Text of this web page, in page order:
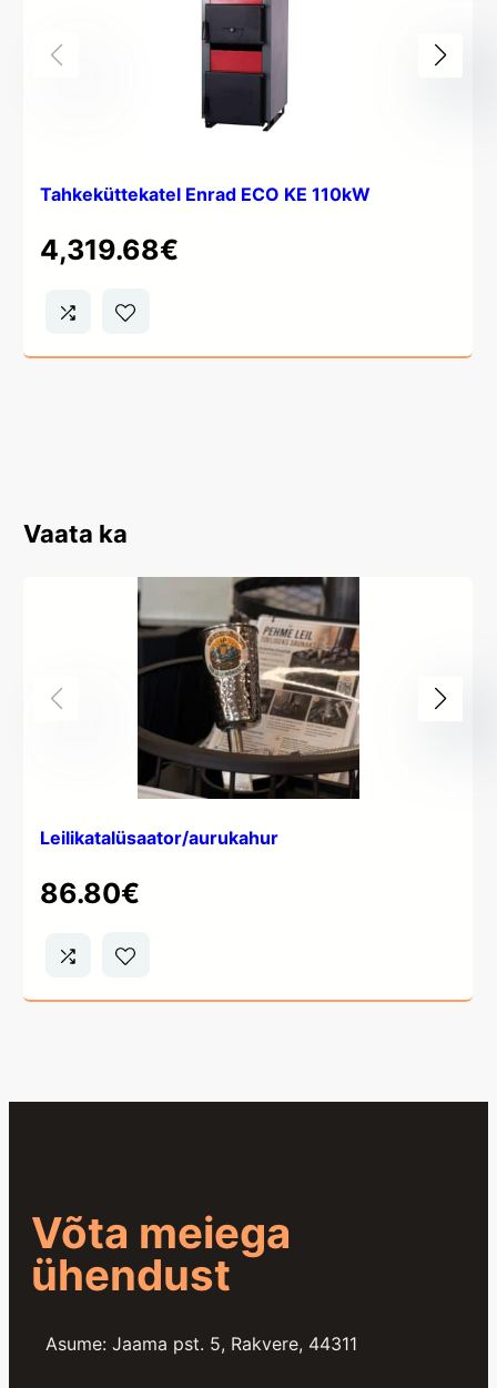
Tahkeküttekatel Enrad ECO KE 110kW
4,319.68€
Vaata ka
Leilikatalüsaator/aurukahur
86.80€
Võta meiega
ühendust
Asume: Jaama pst. 5, Rakvere, 44311